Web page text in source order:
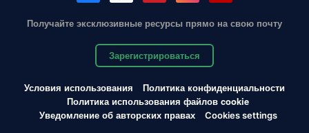
Получайте эксклюзивные ресурсы прямо на свою почту
Зарегистрироваться
Условия использования
Политика конфиденциальности
Политика использования файлов cookie
Уведомление об авторских правах
Cookies settings